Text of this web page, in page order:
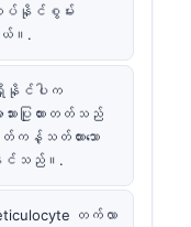
ပ်နိုင်စွမ်း
ယ်။.
နိုင်ပါက
းပြုထားတတ်သည်
တ်ကန့်သတ်ထားသော
နိုင်သည်။.
တက်လာ